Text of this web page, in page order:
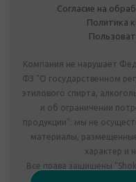
Согласие на
Политика
Компания не нарушает
ФЗ "О государственном
этилового спирта,
и об ограничении
продукции": мы не
материалы,
характер и
Все права защищены